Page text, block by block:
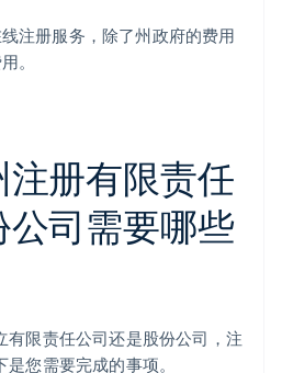
注册服务，除了州政府的费用
。
册有限责任
司需要哪些
有限责任公司还是股份公司，注
您需要完成的事项。